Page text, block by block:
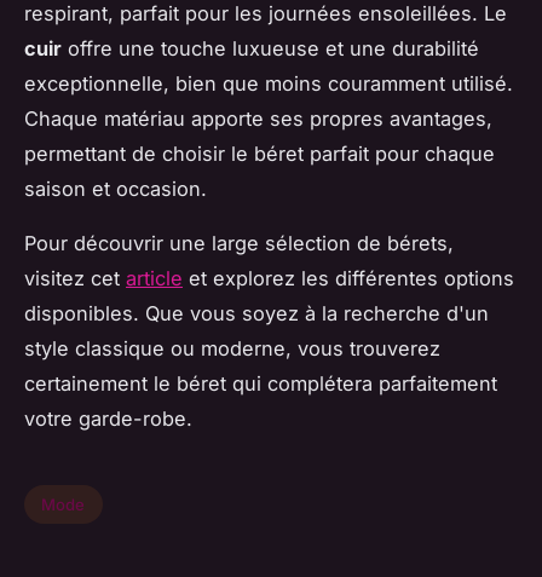
respirant, parfait pour les journées ensoleillées. Le
cuir offre une touche luxueuse et une durabilité
exceptionnelle, bien que moins couramment utilisé.
Chaque matériau apporte ses propres avantages,
permettant de choisir le béret parfait pour chaque
saison et occasion.
Pour découvrir une large sélection de bérets,
visitez cet article et explorez les différentes options
disponibles. Que vous soyez à la recherche d'un
style classique ou moderne, vous trouverez
certainement le béret qui complétera parfaitement
votre garde-robe.
Mode